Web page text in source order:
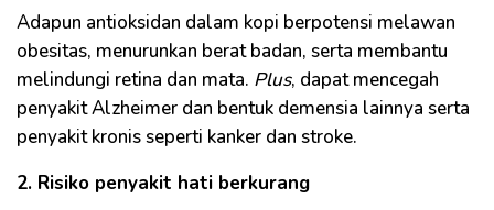
Adapun antioksidan dalam kopi berpotensi melawan
obesitas, menurunkan berat badan, serta membantu
melindungi retina dan mata. Plus, dapat mencegah
penyakit Alzheimer dan bentuk demensia lainnya serta
penyakit kronis seperti kanker dan stroke.
2. Risiko penyakit hati berkurang